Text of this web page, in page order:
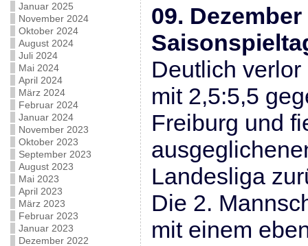
Januar 2025
November 2024
Oktober 2024
August 2024
Juli 2024
Mai 2024
April 2024
März 2024
Februar 2024
Januar 2024
November 2023
Oktober 2023
September 2023
August 2023
Mai 2023
April 2023
März 2023
Februar 2023
Januar 2023
Dezember 2022
09. Dezember
Deutlich
mit 2,5:5,5
Freiburg und
Landesliga
Die 2.
mit einem